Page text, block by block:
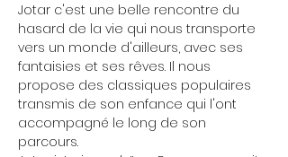
Jotar c'est une belle rencontre du
hasard de la vie qui nous transporte
vers un monde d'ailleurs, avec ses
fantaisies et ses rêves. Il nous
propose des classiques populaires
transmis de son enfance qui l'ont
accompagné le long de son
parcours.